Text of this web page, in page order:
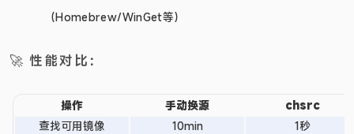
（Homebrew/WinGet等）
🚀 性能对比：
操作 手动换源
chsrc
查找可用镜像
10min
1秒